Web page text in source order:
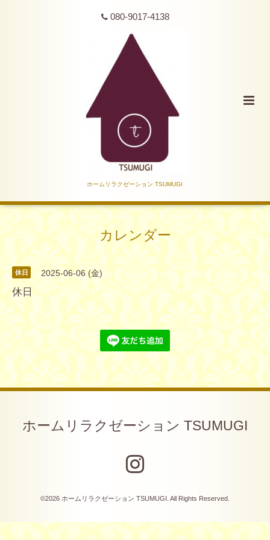
080-9017-4138
ホームリラクゼーション TSUMUGI
カレンダー
休日 2025-06-06 (金)
休日
ホームリラクゼーション TSUMUGI
©2026 ホームリラクゼーション TSUMUGI . All Rights Reserved.